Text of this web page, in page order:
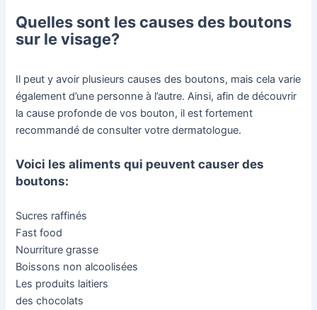
Quelles sont les causes des boutons
sur le visage?
Il peut y avoir plusieurs causes des boutons, mais cela varie
également d’une personne à l’autre. Ainsi, afin de découvrir
la cause profonde de vos bouton, il est fortement
recommandé de consulter votre dermatologue.
Voici les aliments qui peuvent causer des
boutons:
Sucres raffinés
Fast food
Nourriture grasse
Boissons non alcoolisées
Les produits laitiers
des chocolats